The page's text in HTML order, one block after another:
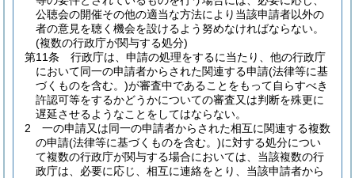
公聴会の開催その他の適当な方法により当該申請者以外の
者の意見を聴く機会を設けるよう努めなければならない。
(複数の行政庁が関与する処分)
第11条
行政庁は、申請の処理をするに当たり、他の行政庁
において同一の申請者からされた関連する申請(法律等に基
づくものを含む。)が審査中であることをもって自らすべき
許認可等をするかどうかについての審査又は判断を殊更に
遅延させるようなことをしてはならない。
2
一の申請又は同一の申請者からされた相互に関連する複数
の申請(法律等に基づくものを含む。)に対する処分につい
て複数の行政庁が関与する場合においては、当該複数の行
政庁は、必要に応じ、相互に連絡をとり、当該申請者から